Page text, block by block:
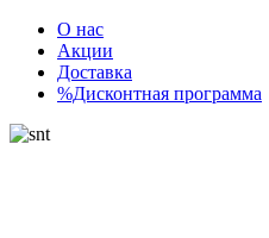
О нас
Акции
Доставка
%Дисконтная программа